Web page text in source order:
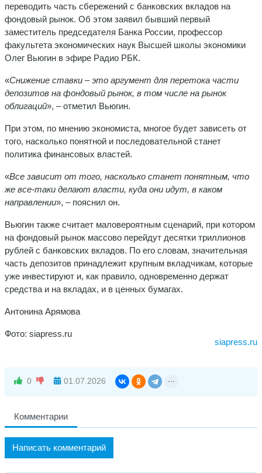
переводить часть сбережений с банковских вкладов на
фондовый рынок. Об этом заявил бывший первый
заместитель председателя Банка России, профессор
факультета экономических наук Высшей школы экономики
Олег Вьюгин в эфире Радио РБК.
«Снижение ставки – это аргумент для перетока части
депозитов на фондовый рынок, в том числе на рынок
облигаций», – отметил Вьюгин.
При этом, по мнению экономиста, многое будет зависеть от
того, насколько понятной и последовательной станет
политика финансовых властей.
«Все зависит от того, насколько станет понятным, что
же все-таки делают власти, куда они идут, в каком
направлении», – пояснил он.
Вьюгин также считает маловероятным сценарий, при котором
на фондовый рынок массово перейдут десятки триллионов
рублей с банковских вкладов. По его словам, значительная
часть депозитов принадлежит крупным вкладчикам, которые
уже инвестируют и, как правило, одновременно держат
средства и на вкладах, и в ценных бумагах.
Антонина Арямова
Фото: siapress.ru
siapress.ru
0 01.07.2026
Комментарии
Написать комментарий